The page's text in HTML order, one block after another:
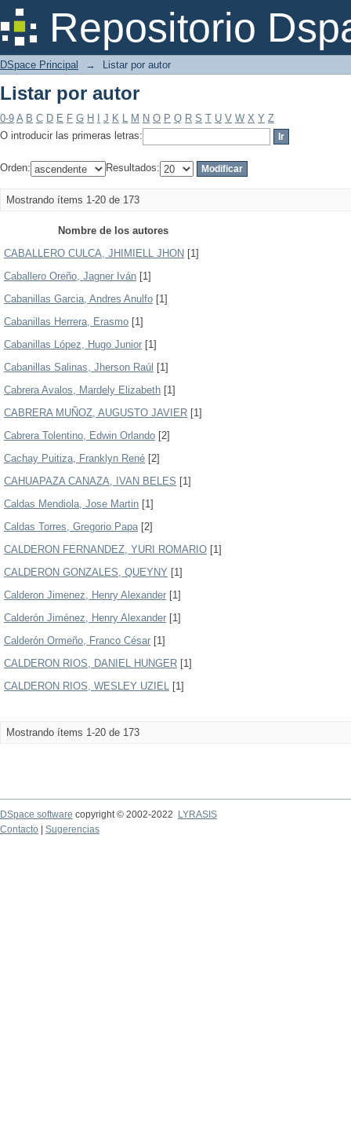
Repositorio
Listar por autor
DSpace Principal → Listar por autor
Listar por autor
0-9 A B C D E F G H J K L M N O P Q R S T U V W X Y Z
O introducir las primeras letras:
Orden: Resultados:
Mostrando ítems 1-20 de 173
Nombre de los autores
CABALLERO CULCA, JHIMIELL JHON [1]
Caballero Oreño, Jagner Iván [1]
Cabanillas Garcia, Andres Anulfo [1]
Cabanillas Herrera, Erasmo [1]
Cabanillas López, Hugo Junior [1]
Cabanillas Salinas, Jherson Raúl [1]
Cabrera Avalos, Mardely Elizabeth [1]
CABRERA MUÑOZ, AUGUSTO JAVIER [1]
Cabrera Tolentino, Edwin Orlando [2]
Cachay Puitiza, Franklyn René [2]
CAHUAPAZA CANAZA, IVAN BELES [1]
Caldas Mendiola, Jose Martin [1]
Caldas Torres, Gregorio Papa[2]
CALDERON FERNANDEZ, YURI ROMARIO [1]
CALDERON GONZALES, QUEYNY [1]
Calderon Jimenez, Henry Alexander [1]
Calderón Jiménez, Henry Alexander [1]
Calderón Ormeño, Franco César [1]
CALDERON RIOS, DANIEL HUNGER [1]
CALDERON RIOS, WESLEY UZIEL [1]
Mostrando ítems 1-20 de 173
DSpace software copyright © 2002-2022
LYRASIS
Contacto
Sugerencias